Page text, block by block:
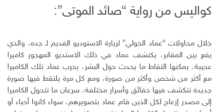
س
ك
ت
ك
ا
ن
ا
ل
ك
ت
ر
كواليس من رواية “صائد الموتى”:
خلال محاولات “عماد الخولي” لزيارة الاستوديو القديم لـ جده، والذي
يقع بين المقابر، يكتشف عماد في ذلك الاستديو المهجور كاميرا
عجيبة، يمكنها التقاط ما يحدث حول البشر، يجرب عماد تلك الكاميرا
مع أكثر من شخص وأكثر من صورة، ومع كل مرة يلتقط فيها صورة
جديدة تتكشف فيها حقائق وأسرار مختلفة، سرعان ما تتحول الكاميرا
إلى مصدر إزعاج لكل الذين قام عماد بتصويرهم، سواء كانوا أحياء أو